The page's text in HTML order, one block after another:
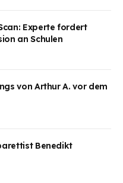
Experte fordert
an Schulen
von Arthur A. vor dem
Benedikt